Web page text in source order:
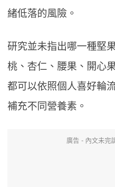
緒低落的風險。
研究並未指出哪一種堅
桃、杏仁、腰果、開心
都可以依照個人喜好輪
補充不同營養素。
廣告 - 內文未完